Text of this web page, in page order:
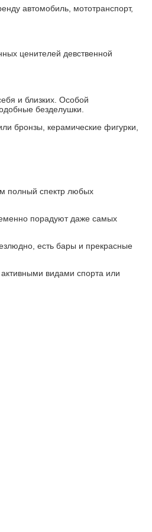
автомобиль, мототранспорт,
ценителей девственной
и близких. Особой
безделушки.
бронзы, керамические фигурки,
полный спектр любых
порадуют даже самых
есть бары и прекрасные
видами спорта или